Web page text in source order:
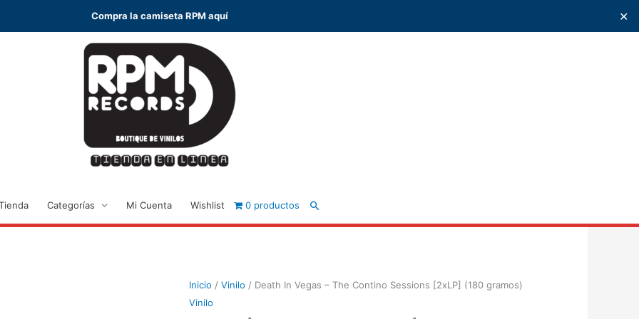
Compra la camiseta RPM aquí ✕
Categorías Mi Cuenta Wishlist 0 productos Buscar
Inicio /Vinilo / Death In Vegas – The Contino Sessions [2xLP] (180 gramos)
Vinilo